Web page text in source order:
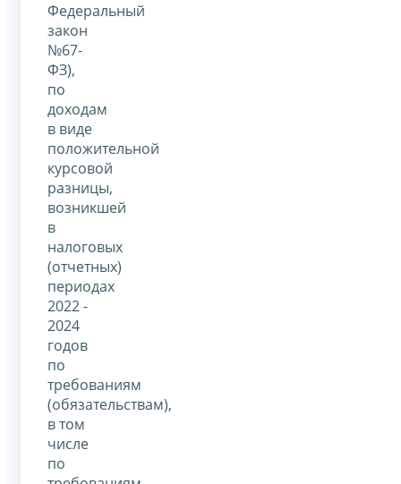
Федеральный
закон
№67-
ФЗ),
по
доходам
в виде
положительной
курсовой
разницы,
возникшей
в
налоговых
(отчетных)
периодах
2022 -
2024
годов
по
требованиям
(обязательствам),
в том
числе
по